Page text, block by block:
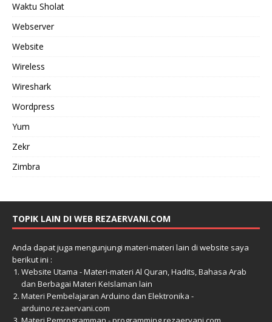
Waktu Sholat
Webserver
Website
Wireless
Wireshark
Wordpress
Yum
Zekr
Zimbra
TOPIK LAIN DI WEB REZAERVANI.COM
Anda dapat juga mengunjungi materi-materi lain di website saya
berikut ini :
Website Utama - Materi-materi Al Quran, Hadits, Bahasa Arab
dan Berbagai Materi KeIslaman lain
Materi Pembelajaran Arduino dan Elektronika -
arduino.rezaervani.com